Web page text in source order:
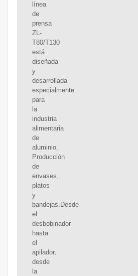
línea
de
prensa
ZL-
T80/T130
está
diseñada
y
desarrollada
especialmente
para
la
industria
alimentaria
de
aluminio.
Producción
de
envases,
platos
y
bandejas.Desde
el
desbobinador
hasta
el
apilador,
desde
la